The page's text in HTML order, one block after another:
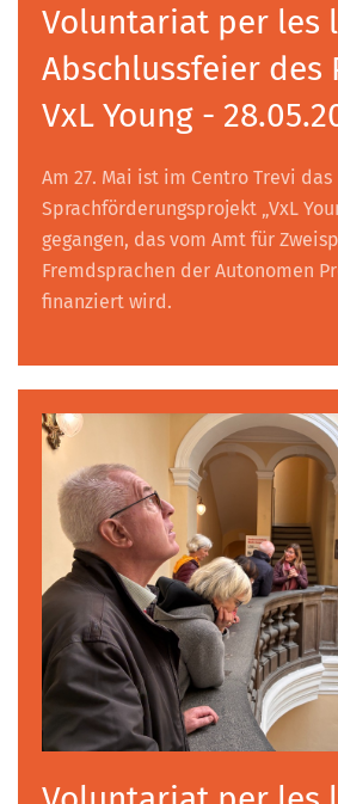
Voluntariat per les
Abschlussfeier des
VxL Young -
Am 27. Mai ist im Centro Trevi das
Sprachförderungsprojekt „VxL
gegangen, das vom Amt für
Fremdsprachen der Autonomen
finanziert wird.